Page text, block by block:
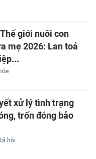
giới nuôi con
mẹ 2026: Lan toả
xử lý tình trạng
trốn đóng bảo
hội